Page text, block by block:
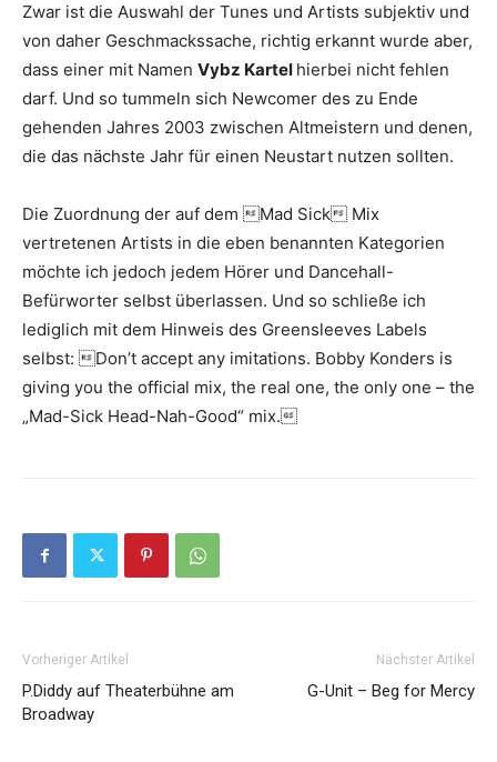
Zwar ist die Auswahl der Tunes und Artists subjektiv und
von daher Geschmackssache, richtig erkannt wurde aber,
dass einer mit Namen Vybz Kartel hierbei nicht fehlen
darf. Und so tummeln sich Newcomer des zu Ende
gehenden Jahres 2003 zwischen Altmeistern und denen,
die das nächste Jahr für einen Neustart nutzen sollten.
Die Zuordnung der auf dem Mad Sick Mix
vertretenen Artists in die eben benannten Kategorien
möchte ich jedoch jedem Hörer und Dancehall-
Befürworter selbst überlassen. Und so schließe ich
lediglich mit dem Hinweis des Greensleeves Labels
selbst: Don’t accept any imitations. Bobby Konders is
giving you the official mix, the real one, the only one – the
„Mad-Sick Head-Nah-Good“ mix.
Vorheriger Artikel
P.Diddy auf Theaterbühne am
Broadway
Nächster Artikel
G-Unit – Beg for Mercy